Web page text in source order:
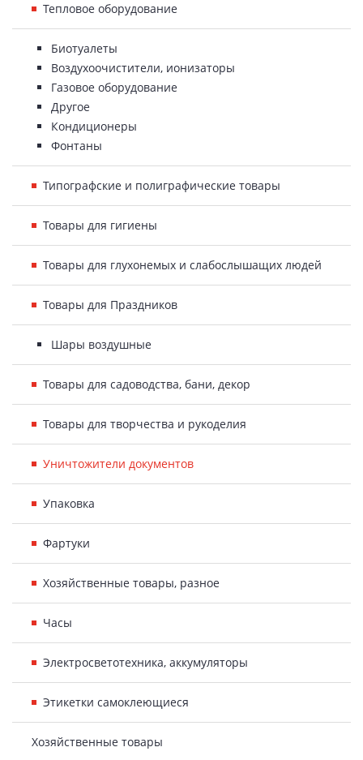
Тепловое оборудование
Биотуалеты
Воздухоочистители, ионизаторы
Газовое оборудование
Другое
Кондиционеры
Фонтаны
Типографские и полиграфические товары
Товары для гигиены
Товары для глухонемых и слабослышащих людей
Товары для Праздников
Шары воздушные
Товары для садоводства, бани, декор
Товары для творчества и рукоделия
Уничтожители документов
Упаковка
Фартуки
Хозяйственные товары, разное
Часы
Электросветотехника, аккумуляторы
Этикетки самоклеющиеся
Хозяйственные товары